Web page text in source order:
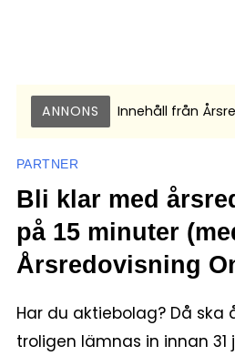
ANNONS Innehåll från
PARTNER
Bli klar med
på 15 minuter
Årsredovisning
Har du aktiebolag? Då ska
troligen lämnas in innan 31